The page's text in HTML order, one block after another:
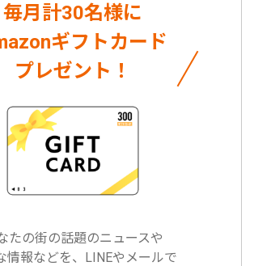
毎月計30名様に
ギフトカード
プレゼント！
たの街の話題のニュースや
情報などを、LINEやメールで